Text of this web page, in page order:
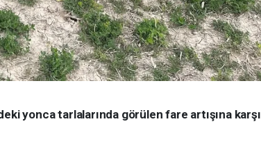
yonca tarlalarında görülen fare artışına karşı